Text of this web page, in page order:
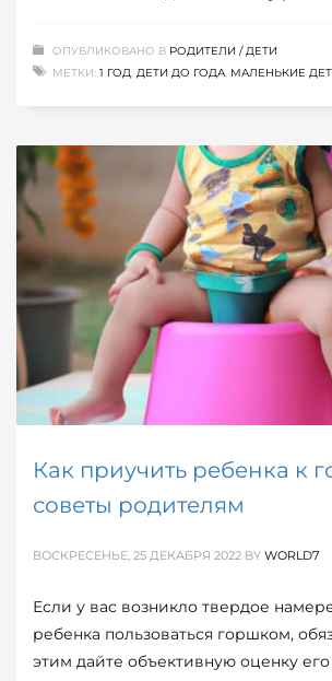
ОПУБЛИКОВАНО В РОДИТЕЛИ / ДЕТИ
МЕТКИ: 1 ГОД, ДЕТИ ДО ГОДА, МАЛЕНЬКИЕ
Как приучить ребенка к
советы родителям
ВОСКРЕСЕНЬЕ, 25 ДЕКАБРЯ 2022 BY WORLD7
Если у вас возникло твердое
ребенка пользоваться горшком,
этим дайте объективную оценку его